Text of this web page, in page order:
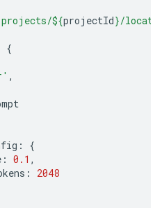
${projectId}/
{
,
:
{
: 0.1 ,
:
2048